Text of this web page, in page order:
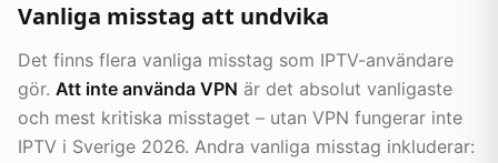
Vanliga misstag att undvika
Det finns flera vanliga misstag som IPTV-användare
gör. Att inte använda VPN är det absolut vanligaste
och mest kritiska misstaget – utan VPN fungerar inte
IPTV i Sverige 2026. Andra vanliga misstag inkluderar: